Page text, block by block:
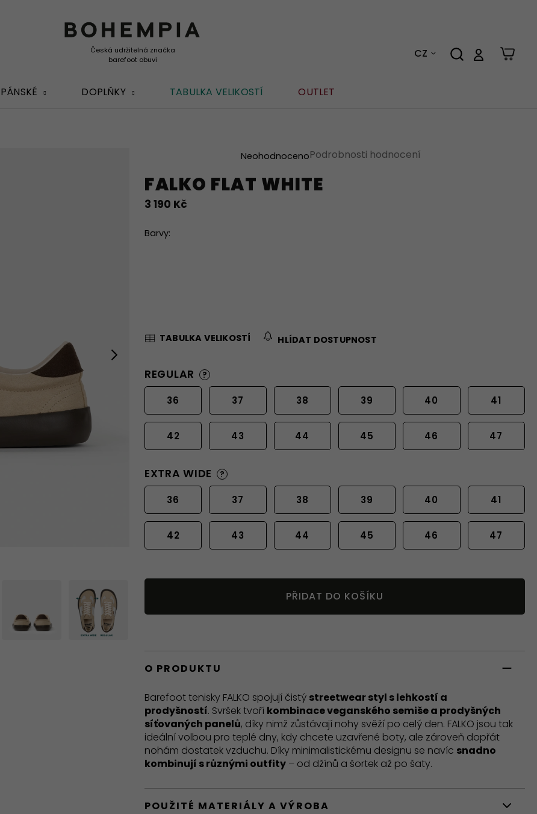
CZ
PÁNSKÉ DOPLŇKY TABULKA VELIKOSTÍ OUTLET
Next
FALKO FLAT WHITE
produktu
je
0,0
5
NeohodnocenoPodrobnosti hodnocení
3 190 Kč
Barvy:
TABULKA VELIKOSTÍ HLÍDAT DOSTUPNOST
REGULAR ?
36 37 38 39 40 41
42 43 44 45 46 47
EXTRA WIDE ?
36 37 38 39 40 41
42 43 44 45 46 47
PŘIDAT DO KOŠÍKU
O PRODUKTU
Barefoot tenisky FALKO spojují čistý streetwear styl s lehkostí a
prodyšností. Svršek tvoří kombinace veganského semiše a prodyšných
síťovaných panelů, díky nimž zůstávají nohy svěží po celý den. FALKO jsou tak
ideální volbou pro teplé dny, kdy chcete uzavřené boty, ale zároveň dopřát
nohám dostatek vzduchu. Díky minimalistickému designu se navíc snadno
kombinují s různými outfity – od džínů a šortek až po šaty.
POUŽITÉ MATERIÁLY A VÝROBA